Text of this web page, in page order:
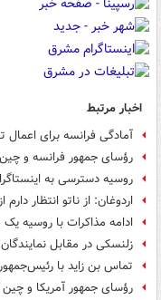
اخبار مرتبط
آمادگی فرانسه برای
رؤسای جمهور فرانسه و چین
روسیه دسترسی به
اردوغان: از ناتو انتظار
ادامه مذاکرات با روسیه
زلنسکی در مقابل
تماس بن زاید با
رؤسای جمهور آمریکا و چین